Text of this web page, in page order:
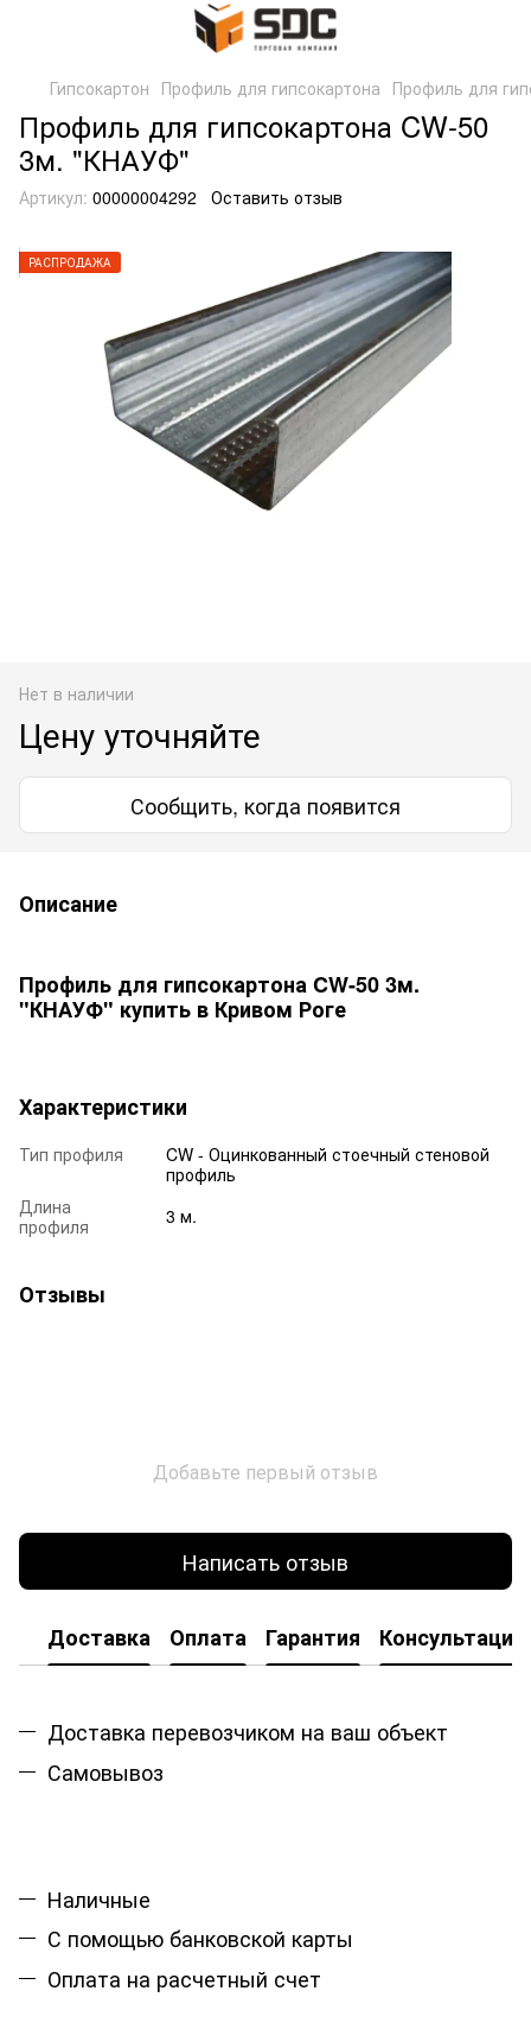
Гипсокартон Профиль для гипсокартона Профиль для
Профиль для гипсокартона CW-50
3м. "КНАУФ"
Артикул: 00000004292 Оставить отзыв
РАСПРОДАЖА
Нет в наличии
Цену уточняйте
Сообщить, когда появится
Описание
Профиль для гипсокартона CW-50 3м.
"КНАУФ" купить в Кривом Роге
Характеристики
Тип профиля
CW - Оцинкованный стоечный стеновой
профиль
Длина
профиля
3 м.
Отзывы
Добавьте первый отзыв
Написать отзыв
Доставка Оплата Гарантия Консультация
Доставка перевозчиком на ваш объект
Самовывоз
Наличные
С помощью банковской карты
Оплата на расчетный счет